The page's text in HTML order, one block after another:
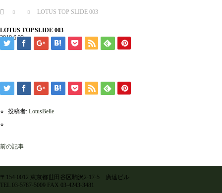
ホーム LOTUS TOP SLIDE 003
LOTUS TOP SLIDE 003
2019.6.23
投稿者: LotusBelle
前の記事
〒154-0012 東京都世田谷区駒沢2-17-5 廣達ビル
TEL 03-5787-5009 FAX 03-4243-3481